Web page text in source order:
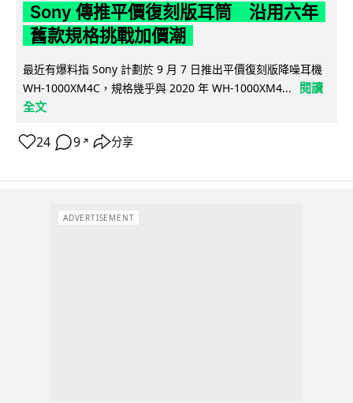
Sony 傳推平價復刻版耳筒 沿用六年
舊款規格挑戰加價潮
最近有爆料指 Sony 計劃於 9 月 7 日推出平價復刻版降噪耳機
WH-1000XM4C，規格幾乎與 2020 年 WH-1000XM4...
閱讀
全文
24 9 ↗ 分享
ADVERTISEMENT